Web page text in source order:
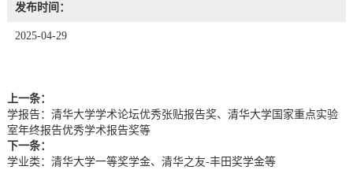
发布时间：
2025-04-29
上一条：
学报告：清华大学学术论坛优秀张贴报告奖、清华大学国家重点实验
室年终报告优秀学术报告奖等
下一条：
学业类：清华大学一等奖学金、清华之友-丰田奖学金等